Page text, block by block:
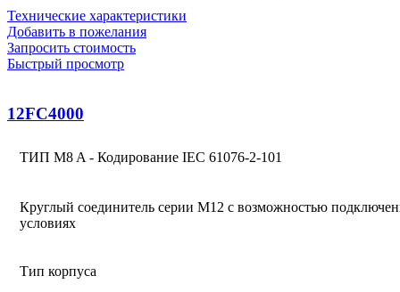
Технические характеристики
Добавить в пожелания
Запросить стоимость
Быстрый просмотр
12FC4000
ТИП M8 A - Кодирование IEC 61076-2-101
Круглый соединитель серии M12 с возможностью
условиях
Тип корпуса